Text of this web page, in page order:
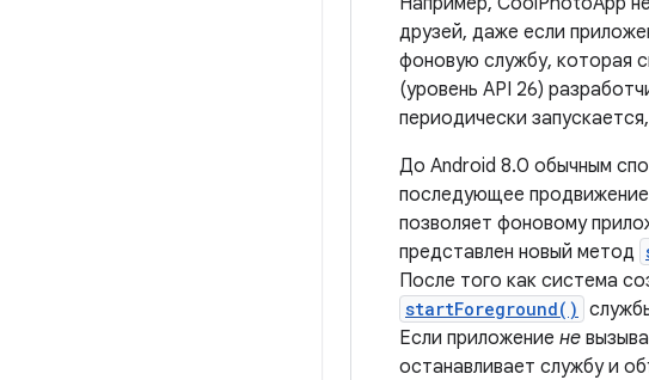
друзей, даже если
фоновую службу, которая
(уровень API 26)
периодически
До Android 8.0 обычным
последующее
позволяет фоновому
представлен новый метод
После того как система
startForeground()
Если приложение не
останавливает службу и